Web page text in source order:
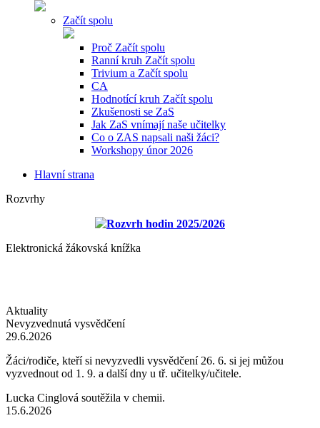
Začít spolu
Proč Začít spolu
Ranní kruh Začít spolu
Trivium a Začít spolu
CA
Hodnotící kruh Začít spolu
Zkušenosti se ZaS
Jak ZaS vnímají naše učitelky
Co o ZAS napsali naši žáci?
Workshopy únor 2026
Hlavní strana
Rozvrhy
Rozvrh hodin 2025/2026
Elektronická žákovská knížka
Aktuality
Nevyzvednutá vysvědčení
29.6.2026
Žáci/rodiče, kteří si nevyzvedli vysvědčení 26. 6. si jej můžou
vyzvednout od 1. 9. a další dny u tř. učitelky/učitele.
Lucka Cinglová soutěžila v chemii.
15.6.2026